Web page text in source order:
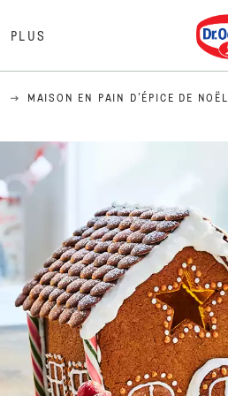
PLUS
MAISON EN PAIN D’ÉPICE DE NOËL